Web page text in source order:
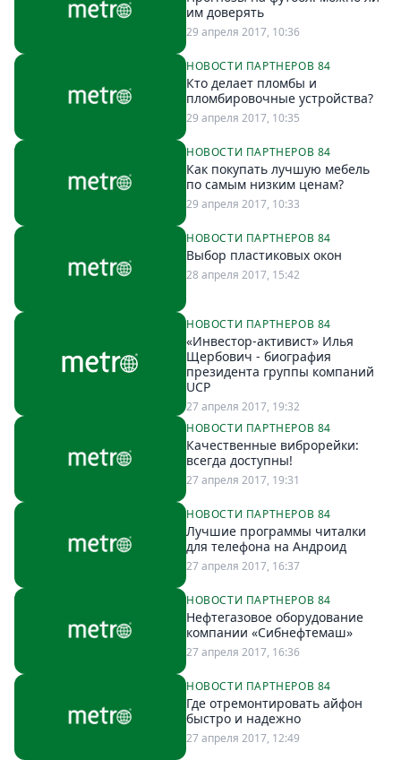
Россия
Еда
Театр
Выставки
О
Metro
Спецпроекты
Выборы
им доверять
29 апреля 2017, 10:36
НОВОСТИ ПАРТНЕРОВ 84
Кто делает пломбы и
пломбировочные устройства?
29 апреля 2017, 10:35
НОВОСТИ ПАРТНЕРОВ 84
Как покупать лучшую мебель
по самым низким ценам?
29 апреля 2017, 10:33
НОВОСТИ ПАРТНЕРОВ 84
Выбор пластиковых окон
28 апреля 2017, 15:42
НОВОСТИ ПАРТНЕРОВ 84
«Инвестор-активист» Илья
Щербович - биография
президента группы компаний
UCP
27 апреля 2017, 19:32
НОВОСТИ ПАРТНЕРОВ 84
Качественные виброрейки:
всегда доступны!
27 апреля 2017, 19:31
НОВОСТИ ПАРТНЕРОВ 84
Лучшие программы читалки
для телефона на Андроид
27 апреля 2017, 16:37
НОВОСТИ ПАРТНЕРОВ 84
Нефтегазовое оборудование
компании «Сибнефтемаш»
27 апреля 2017, 16:36
НОВОСТИ ПАРТНЕРОВ 84
Где отремонтировать айфон
быстро и надежно
27 апреля 2017, 12:49